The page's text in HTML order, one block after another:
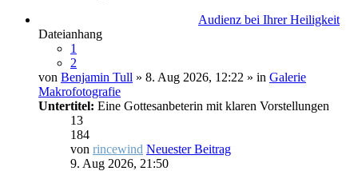
Audienz bei Ihrer Heiligkeit
Dateianhang
1
2
von Benjamin Tull » 8. Aug 2026, 12:22 » in Galerie
Makrofotografie
Untertitel: Eine Gottesanbeterin mit klaren Vorstellungen
13
184
von rincewind Neuester Beitrag
9. Aug 2026, 21:50